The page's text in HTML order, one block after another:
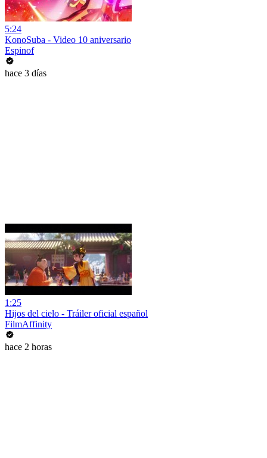
5:24
KonoSuba - Video 10 aniversario
Espinof
hace 3 días
1:25
Hijos del cielo - Tráiler oficial español
FilmAffinity
hace 2 horas